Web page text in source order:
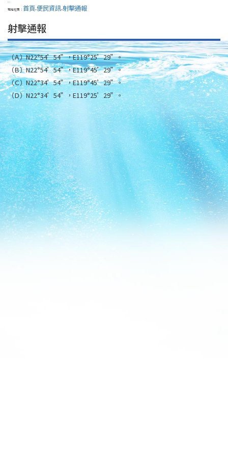
:::
現在位置： 首頁>便民資訊>射擊通報
射擊通報
（Ａ）N22°54’54”，E119°25’29”。
（Ｂ）N22°54’54”，E119°45’29”。
（Ｃ）N22°34’54”，E119°45’29”。
（Ｄ）N22°34’54”，E119°25’29”。